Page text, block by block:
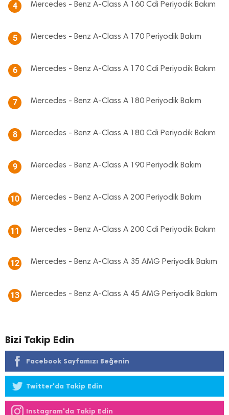
4 Mercedes - Benz A-Class A 160 Cdi Periyodik Bakım
5 Mercedes - Benz A-Class A 170 Periyodik Bakım
6 Mercedes - Benz A-Class A 170 Cdi Periyodik Bakım
7 Mercedes - Benz A-Class A 180 Periyodik Bakım
8 Mercedes - Benz A-Class A 180 Cdi Periyodik Bakım
9 Mercedes - Benz A-Class A 190 Periyodik Bakım
10 Mercedes - Benz A-Class A 200 Periyodik Bakım
11 Mercedes - Benz A-Class A 200 Cdi Periyodik Bakım
12 Mercedes - Benz A-Class A 35 AMG Periyodik Bakım
13 Mercedes - Benz A-Class A 45 AMG Periyodik Bakım
Bizi Takip Edin
Facebook Sayfamızı Beğenin
Twitter'da Takip Edin
Instagram'da Takip Edin